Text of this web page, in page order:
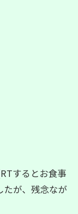
するとお食事
たが、残念なが